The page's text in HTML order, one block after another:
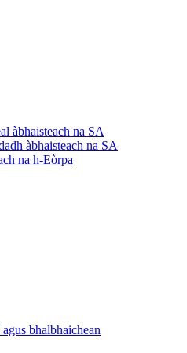
àbhaisteach na SA
àbhaisteach na SA
na h-Eòrpa
bhalbhaichean